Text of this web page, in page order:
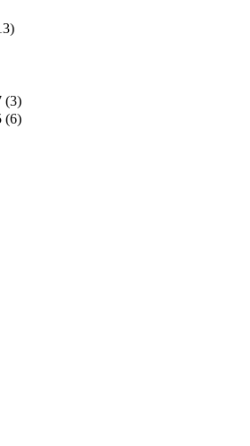
(3)
(6)